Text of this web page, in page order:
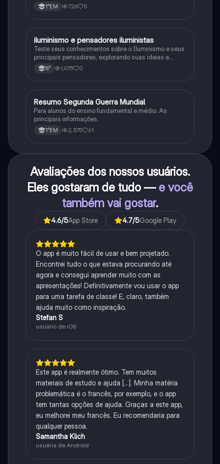
procariontes.
1°EM 726 0
História
iluminismo e pensadores iluministas
Teste seus conhecimentos sobre o Iluminismo e seus
principais pensadores, explorando suas ideias e
impacto histórico.
8° 1,075 0
História
Resumo Segunda Guerra Mundial
Para alunos do ensino fundamental e médio. As
principais informações.
1°EM 2,375 61
Avaliações dos nossos usuários.
Eles gostaram de tudo — e você
também vai gostar.
4.6/5App Store 4.7/5Google Play
O app é muito fácil de usar e bem projetado.
Encontrei tudo o que estava procurando até
agora e consegui aprender muito com as
apresentações! Definitivamente vou usar o app
para uma tarefa de classe! E, claro, também
ajuda muito como inspiração.
Stefan S
usuário de iOS
Este app é realmente ótimo. Tem muitos
materiais de estudo e ajuda [...]. Minha matéria
problemática é o francês, por exemplo, e o app
tem tantas opções de ajuda. Graças a este app,
eu melhorei meu francês. Eu recomendaria para
qualquer pessoa.
Samantha Klich
usuária de Android